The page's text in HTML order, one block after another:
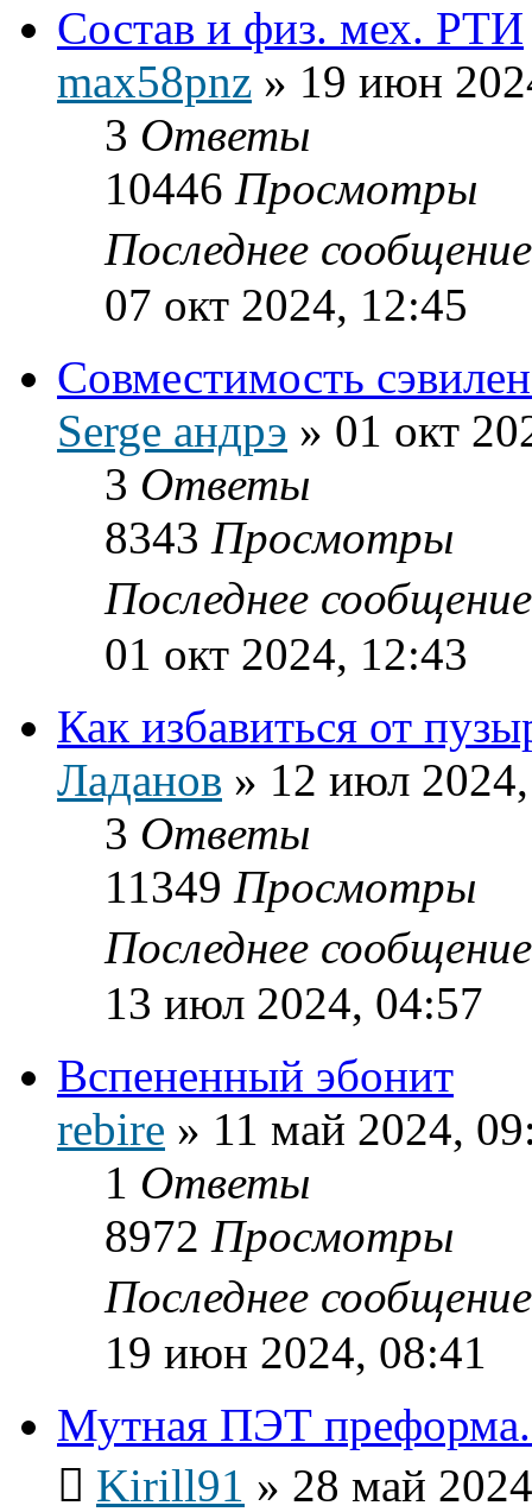
Состав и физ. мех. РТИ
max58pnz » 19 июн
3 Ответы
10446 Просмотры
Последнее
07 окт 2024, 12:45
Совместимость
Serge андрэ » 01 окт
3 Ответы
8343 Просмотры
Последнее
01 окт 2024, 12:43
Как избавиться от
Ладанов » 12 июл
3 Ответы
11349 Просмотры
Последнее
13 июл 2024, 04:57
Вспененный эбонит
rebire » 11 май 2024,
1 Ответы
8972 Просмотры
Последнее
19 июн 2024, 08:41
Мутная ПЭТ
Kirill91 » 28 май